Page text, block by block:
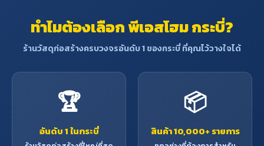
ประมาณ 60-70 ปอนด์
ไสกบตกแต่งได้ยาก เนื้อไม้มักจะมี
แตกเก่ง ฉะนั้นไม้เต็งจึงมักจะไม่
: ใช้ทำหมอนรางรถไฟ
เครื่องมืออกสิกรรม เก้าอี้ ชิงช้า
การสร้างบ้านเรือนที่รับน้ำหนัก
มาก ด้ามเครื่องมือกสิกรรม
ทำไมต้องเลือก พีเอสโฮม กระบี่?
ร้านวัสดุก่อสร้างครบวงจรอันดับ 1 ของกระบี่ ที่คุณไว้วางใจได้
🏆
อันดับ 1 ในกระบี่
📦
สินค้า 10,000+ รายการ